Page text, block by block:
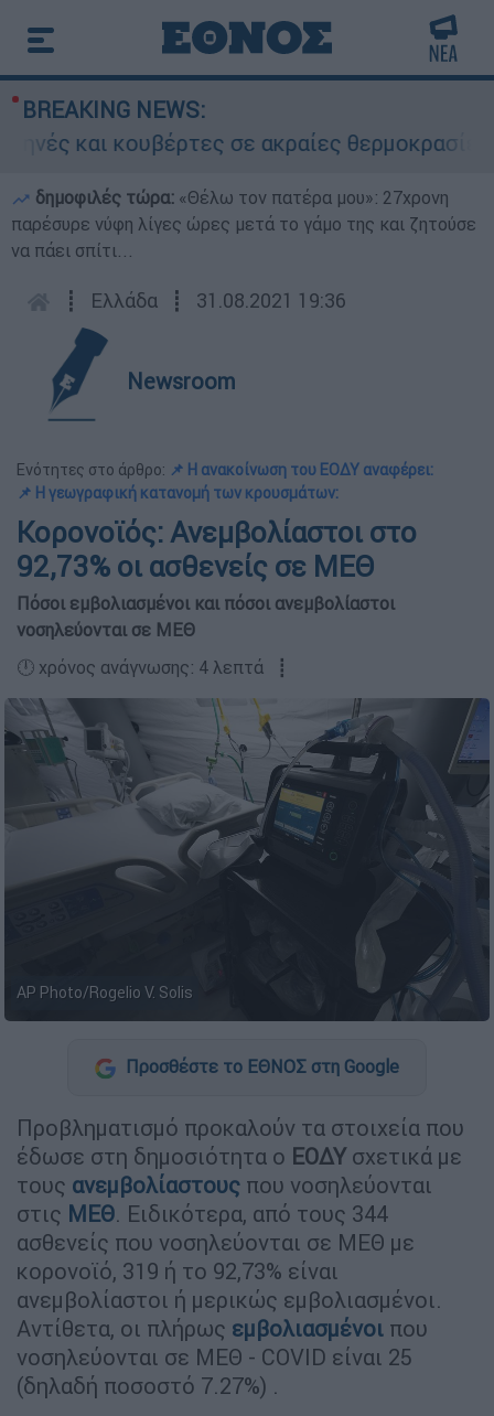
BREAKING NEWS:
κουβέρτες σε ακραίες θερμοκρασίες»: Σε
δημοφιλές τώρα: «Θέλω τον πατέρα μου»: 27χρονη
παρέσυρε νύφη λίγες ώρες μετά το γάμο της και ζητούσε
να πάει σπίτι...
┋ Ελλάδα ┋ 31.08.2021 19:36
Newsroom
Ενότητες στο άρθρο: 📌 Η ανακοίνωση του ΕΟΔΥ αναφέρει:
📌 H γεωγραφική κατανομή των κρουσμάτων:
Κορονοϊός: Ανεμβολίαστοι στο
92,73% οι ασθενείς σε ΜΕΘ
Πόσοι εμβολιασμένοι και πόσοι ανεμβολίαστοι
νοσηλεύονται σε ΜΕΘ
🕛 χρόνος ανάγνωσης: 4 λεπτά ┋
AP Photo/Rogelio V. Solis
Προσθέστε το ΕΘΝΟΣ στη Google
Προβληματισμό προκαλούν τα στοιχεία που
έδωσε στη δημοσιότητα ο ΕΟΔΥσχετικά με
τους ανεμβολίαστους που νοσηλεύονται
στις ΜΕΘ. Ειδικότερα, από τους 344
ασθενείς που νοσηλεύονται σε ΜΕΘ με
κορονοϊό, 319 ή το 92,73% είναι
ανεμβολίαστοι ή μερικώς εμβολιασμένοι.
Αντίθετα, οι πλήρως εμβολιασμένοι που
νοσηλεύονται σε ΜΕΘ - COVID είναι 25
(δηλαδή ποσοστό 7.27%) .